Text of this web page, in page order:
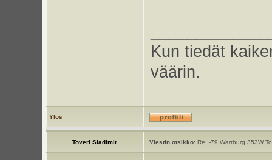
Kun tiedät
väärin.
Ylös
Toveri Sladimir Viestin otsikko:Re: -79 Wartburg 353W